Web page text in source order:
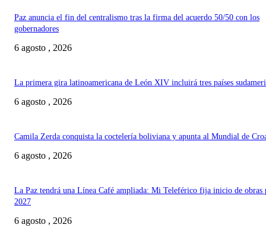
Paz anuncia el fin del centralismo tras la firma del acuerdo 50/50 con los
gobernadores
6 agosto , 2026
La primera gira latinoamericana de León XIV incluirá tres países
6 agosto , 2026
Camila Zerda conquista la coctelería boliviana y apunta al Mundial de
6 agosto , 2026
La Paz tendrá una Línea Café ampliada: Mi Teleférico fija inicio de obras
2027
6 agosto , 2026